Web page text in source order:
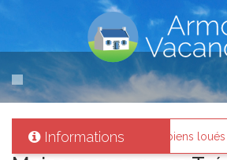
Informations
biens loués existent réellement.